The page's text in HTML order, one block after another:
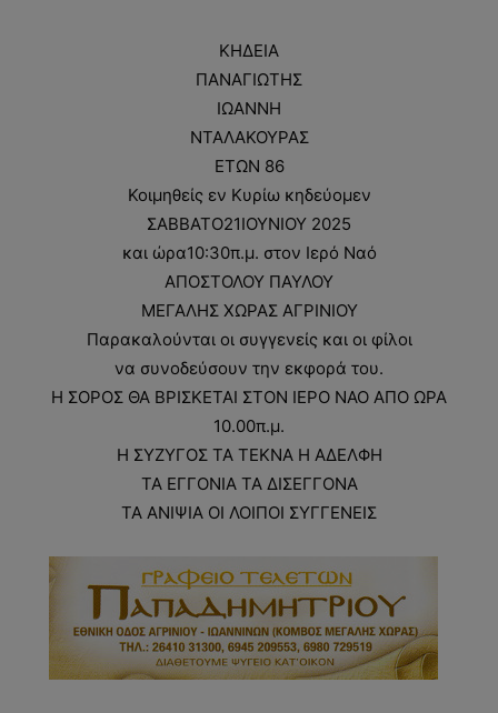
ΚΗΔΕΙΑ
ΠΑΝΑΓΙΩΤΗΣ
ΙΩΑΝΝΗ
ΝΤΑΛΑΚΟΥΡΑΣ
ΕΤΩΝ 86
Κοιμηθείς εν Κυρίω κηδεύομεν
ΣΑΒΒΑΤΟ21ΙΟΥΝΙΟΥ 2025
και ώρα10:30π.μ. στον Ιερό Ναό
ΑΠΟΣΤΟΛΟΥ ΠΑΥΛΟΥ
ΜΕΓΑΛΗΣ ΧΩΡΑΣ ΑΓΡΙΝΙΟΥ
Παρακαλούνται οι συγγενείς και οι φίλοι
να συνοδεύσουν την εκφορά του.
Η ΣΟΡΟΣ ΘΑ ΒΡΙΣΚΕΤΑΙ ΣΤΟΝ ΙΕΡΟ ΝΑΟ ΑΠΟ ΩΡΑ
10.00π.μ.
Η ΣΥΖΥΓΟΣ ΤΑ ΤΕΚΝΑ Η ΑΔΕΛΦΗ
ΤΑ ΕΓΓΟΝΙΑ ΤΑ ΔΙΣΕΓΓΟΝΑ
ΤΑ ΑΝΙΨΙΑ ΟΙ ΛΟΙΠΟΙ ΣΥΓΓΕΝΕΙΣ